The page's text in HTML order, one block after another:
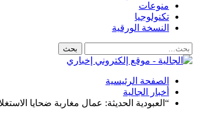
منوعات
تكنولوجيا
النسخة الورقية
الصفحة الرئيسية
أخبار الجالية
“العبودية الحديثة: عمال مغاربة ضحايا